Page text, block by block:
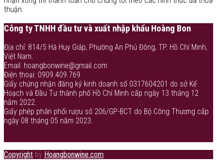
thuận.
Công ty TNHH đầu tư và xuất nhập khẩu Hoàng Bon
Địa chỉ: 814/5 Hà Huy Giáp, Phường An Phú Đông, TP. Hồ Chí Minh,
Việt Nam.
Email: hoangbonwine@gmail.com
Điện thoại: 0909.409.769
Giấy chứng nhận đăng ký kinh doanh số 0317604201 do sở Kế
Hoạch và Đầu Tư thành phố Hồ Chí Minh cấp ngày 13 tháng 12
năm 2022.
Giấy phép phân phối rượu số 206/GP-BCT do Bộ Công Thương cấp
ngày 08 tháng 05 năm 2023.
Copyright by Hoangbonwine.com